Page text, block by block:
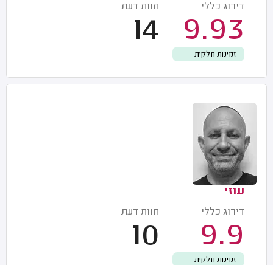
דירוג כללי
9.93
חוות דעת
14
זמינות חלקית
עוזי
דירוג כללי
9.9
חוות דעת
10
זמינות חלקית